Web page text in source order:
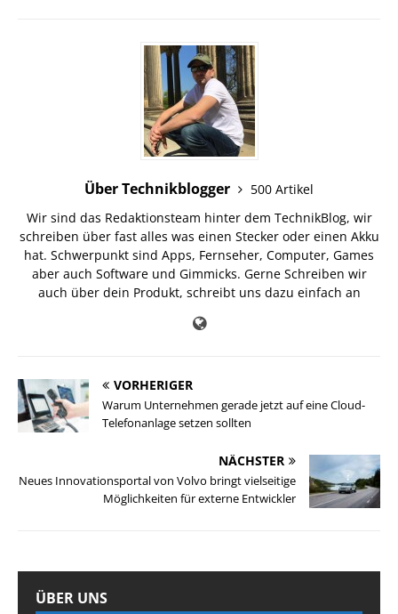
Über Technikblogger
500 Artikel
Wir sind das Redaktionsteam hinter dem TechnikBlog, wir
schreiben über fast alles was einen Stecker oder einen Akku
hat. Schwerpunkt sind Apps, Fernseher, Computer, Games
aber auch Software und Gimmicks. Gerne Schreiben wir
auch über dein Produkt, schreibt uns dazu einfach an
VORHERIGER
Warum Unternehmen gerade jetzt auf eine Cloud-
Telefonanlage setzen sollten
NÄCHSTER
Neues Innovationsportal von Volvo bringt vielseitige
Möglichkeiten für externe Entwickler
ÜBER UNS